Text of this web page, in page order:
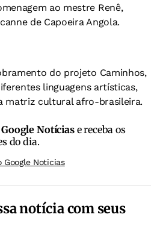
ao mestre Renê,
de Capoeira Angola.
do projeto Caminhos,
linguagens artísticas,
matriz cultural afro-brasileira.
Google Notíciase receba os
do dia.
Google Noticias
notícia com seus